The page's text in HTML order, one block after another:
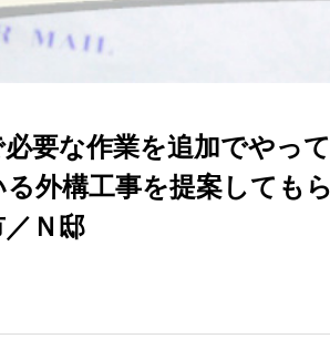
要な作業を追加でやっ
外構工事を提案しても
Ｎ邸